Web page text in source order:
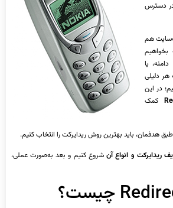
دسترس
هم
یا
دلیلی
در این
کمک
هدفمان، باید بهترین روش ریدایرکت را انتخاب کنیم.
ریدایرکت و انواع آنشروع کنیم و بعد به‌صورت عملی،